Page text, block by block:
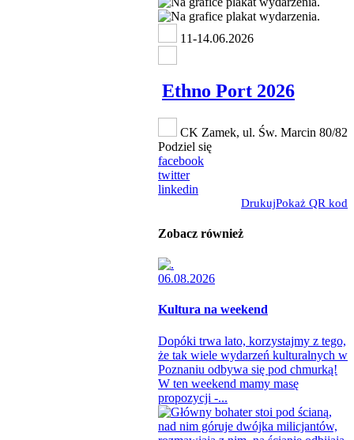
11-14.06.2026
Ethno Port 2026
CK Zamek, ul. Św. Marcin 80/82
Podziel się
facebook
twitter
linkedin
DrukujPokaż QR kod
Zobacz również
06.08.2026
Kultura na weekend
Dopóki trwa lato, korzystajmy z tego,
że tak wiele wydarzeń kulturalnych w
Poznaniu odbywa się pod chmurką!
W ten weekend mamy masę
propozycji -...